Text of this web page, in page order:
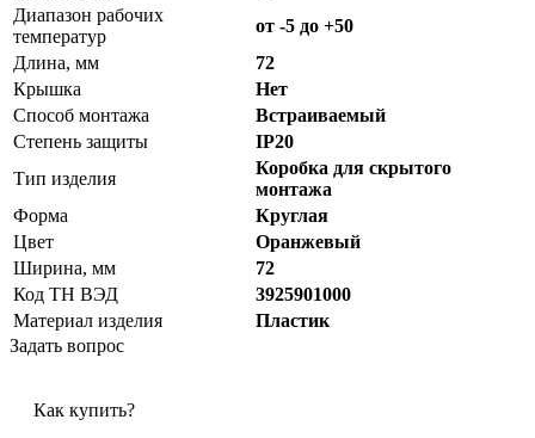
Диапазон рабочих
температур
от -5 до +50
Длина, мм
72
Крышка
Нет
Способ монтажа
Встраиваемый
Степень защиты
IP20
Тип изделия
Коробка для скрытого
монтажа
Форма
Круглая
Цвет
Оранжевый
Ширина, мм
72
Код ТН ВЭД
3925901000
Материал изделия
Пластик
Задать вопрос
Как купить?